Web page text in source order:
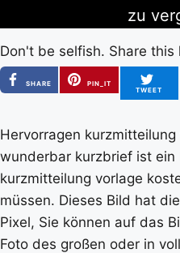
zu
Don't be selfish. Share this
SHARE
PIN_IT
TWEET
Hervorragen
wunderbar kurzbrief ist ein
kurzmitteilung vorlage
müssen. Dieses Bild hat
Pixel, Sie können auf das
Foto des großen oder in